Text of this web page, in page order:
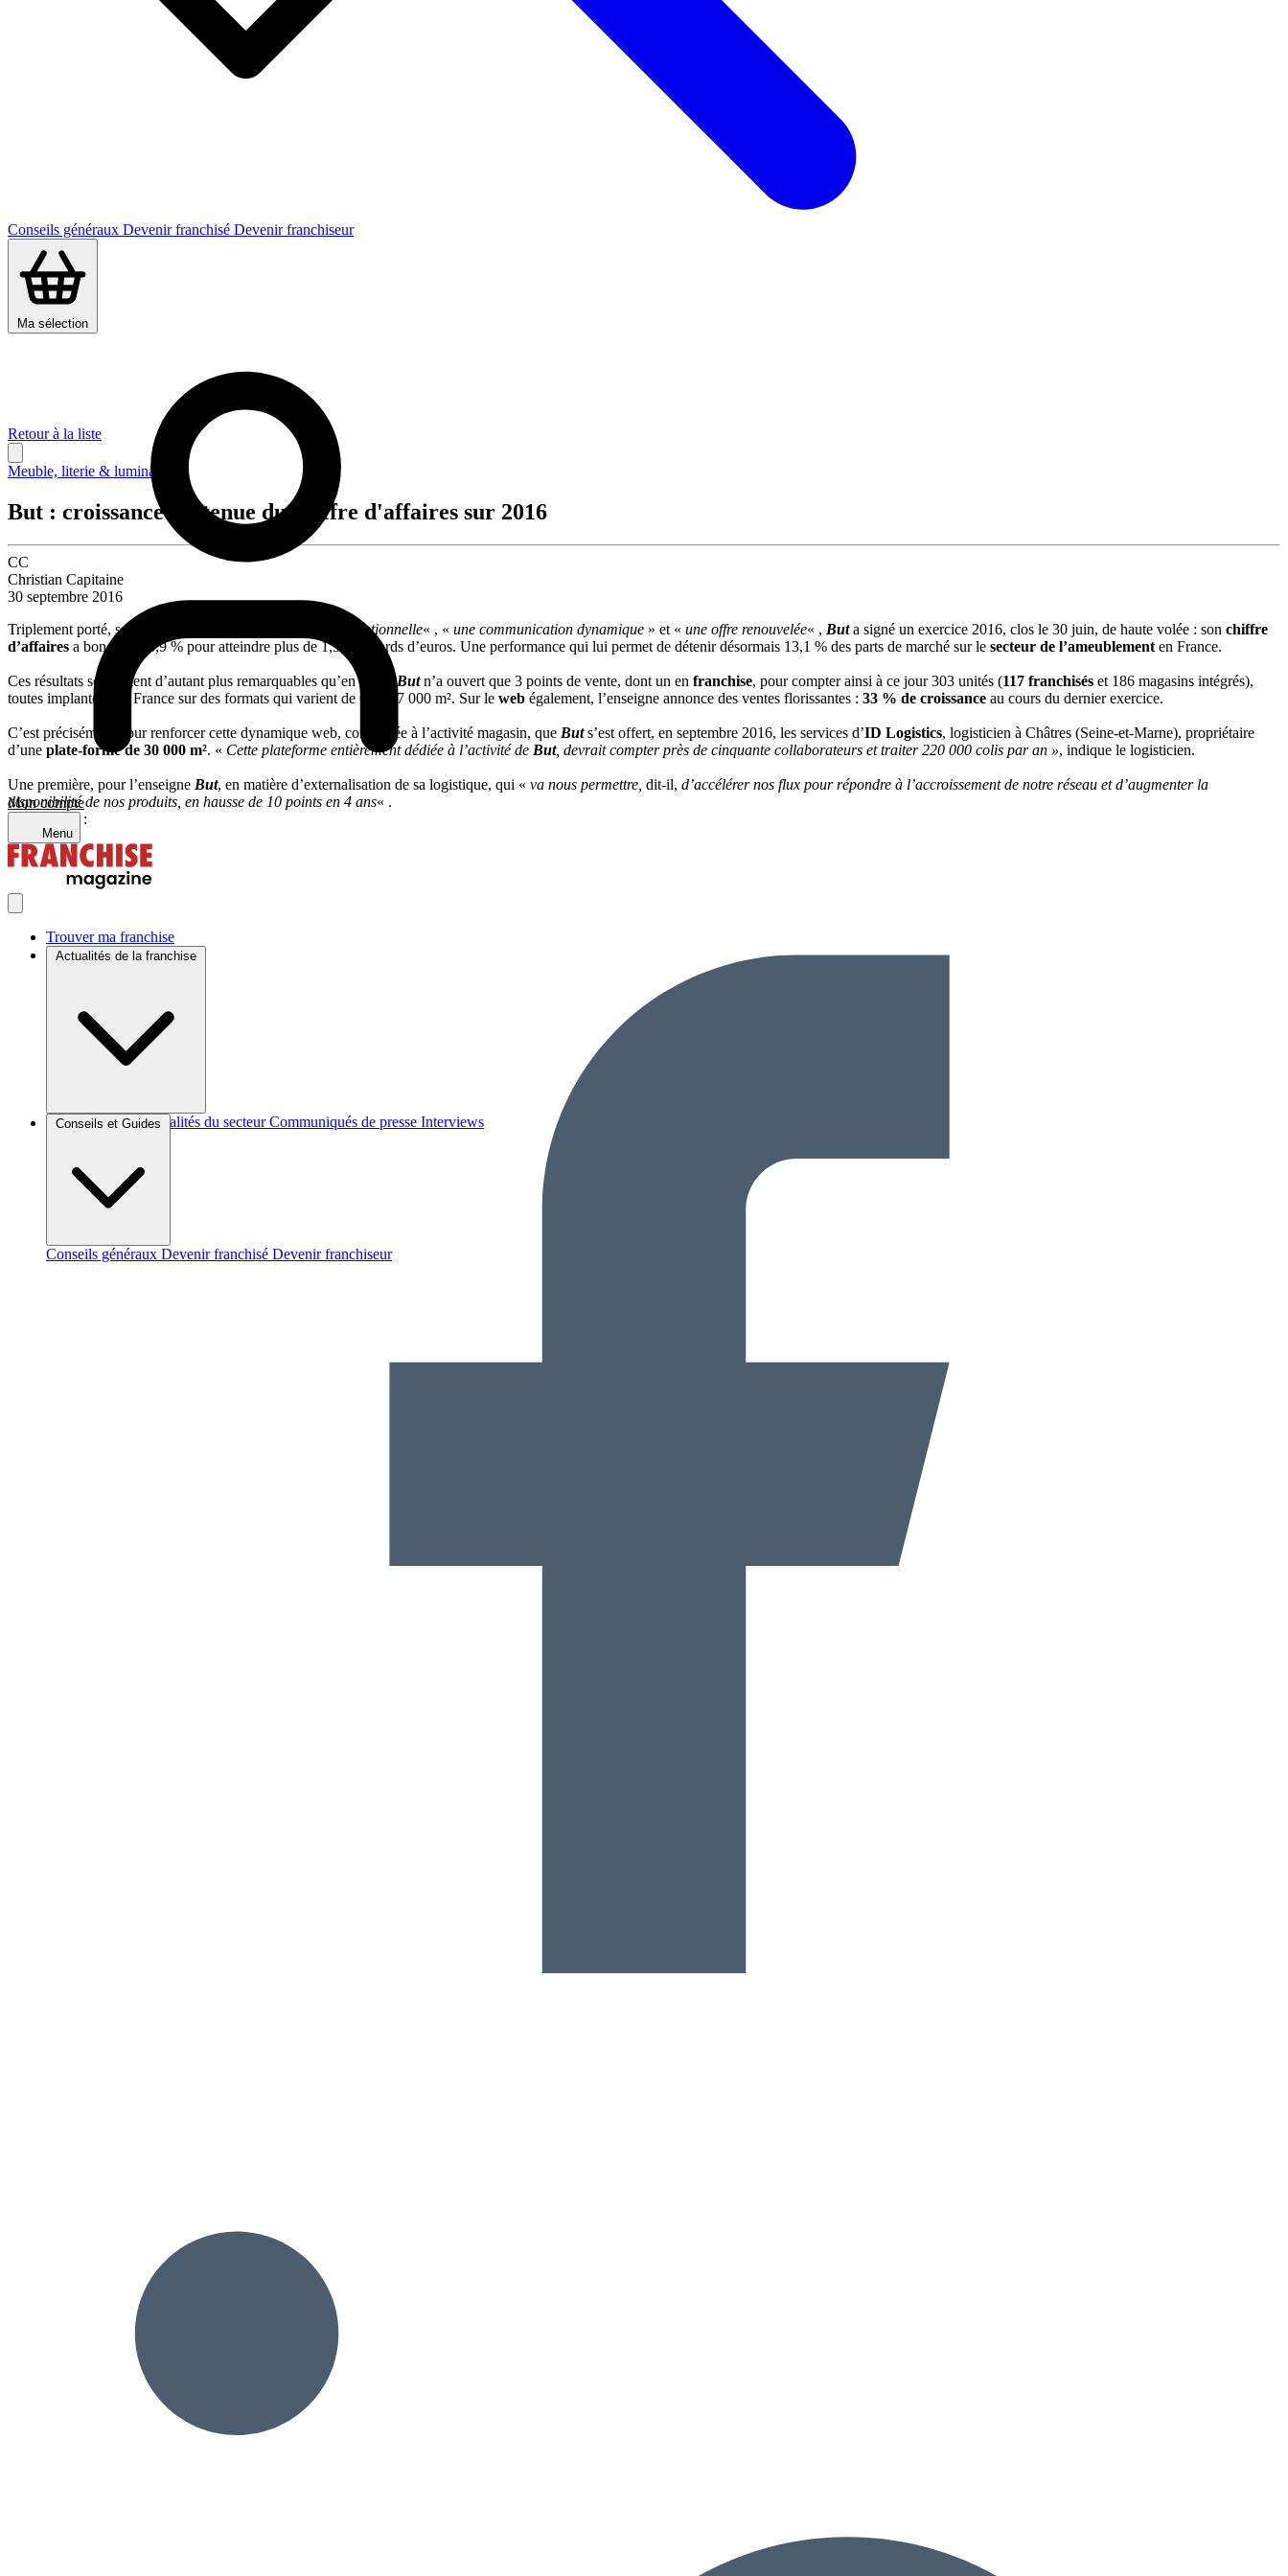
Conseils généraux Devenir franchisé Devenir franchiseur
Ma sélection
Mon compte
Menu
Trouver ma franchise
Actualités de la franchise
Brèves et actus Actualités du secteur Communiqués de presse Interviews
Conseils et Guides
Conseils généraux Devenir franchisé Devenir franchiseur
Retour à la liste
Meuble, literie & luminaire
But : croissance soutenue du chiffre d'affaires sur 2016
CC
Christian Capitaine
30 septembre 2016
Triplement porté, selon ses dires, par
« une excellence opérationnelle« , « une communication dynamique » et « une offre renouvelée« , Buta signé un exercice 2016, clos le 30 juin, de haute volée : son chiffre
d’affaires a bondi de 13,9 % pour atteindre plus de 1,57 milliards d’euros. Une performance qui lui permet de détenir désormais 13,1 % des parts de marché sur le secteur de l’ameublement en France.
Ces résultats se révèlent d’autant plus remarquables qu’en un anButn’a ouvert que 3 points de vente, dont un en franchise, pour compter ainsi à ce jour 303 unités (117 franchisés et 186 magasins intégrés),
toutes implantées en France sur des formats qui varient de 650 à 7 000 m². Sur le web également, l’enseigne annonce des ventes florissantes : 33 % de croissance au cours du dernier exercice.
C’est précisément pour renforcer cette dynamique web, conjuguée à l’activité magasin, que Buts’est offert, en septembre 2016, les services d’ID Logistics, logisticien à Châtres (Seine-et-Marne), propriétaire
d’une plate-forme de 30 000 m². « Cette plateforme entièrement dédiée à l’activité de But, devrait compter près de cinquante collaborateurs et traiter 220 000 colis par an », indique le logisticien.
Une première, pour l’enseigne But, en matière d’externalisation de sa logistique, qui « va nous permettre, dit-il, d’accélérer nos flux pour répondre à l’accroissement de notre réseau et d’augmenter la
disponibilité de nos produits, en hausse de 10 points en 4 ans« .
Partager sur :